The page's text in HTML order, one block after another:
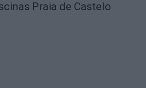
Praia de Castelo